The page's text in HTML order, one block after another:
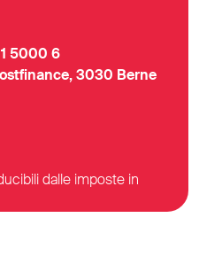
5000 6
3030 Berne
dalle imposte in